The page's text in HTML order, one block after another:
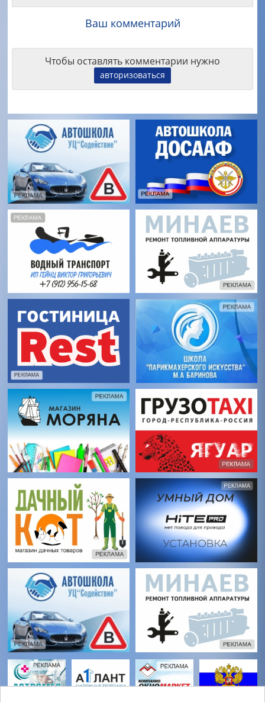
Ваш комментарий
Чтобы оставлять комментарии нужно
авторизоваться